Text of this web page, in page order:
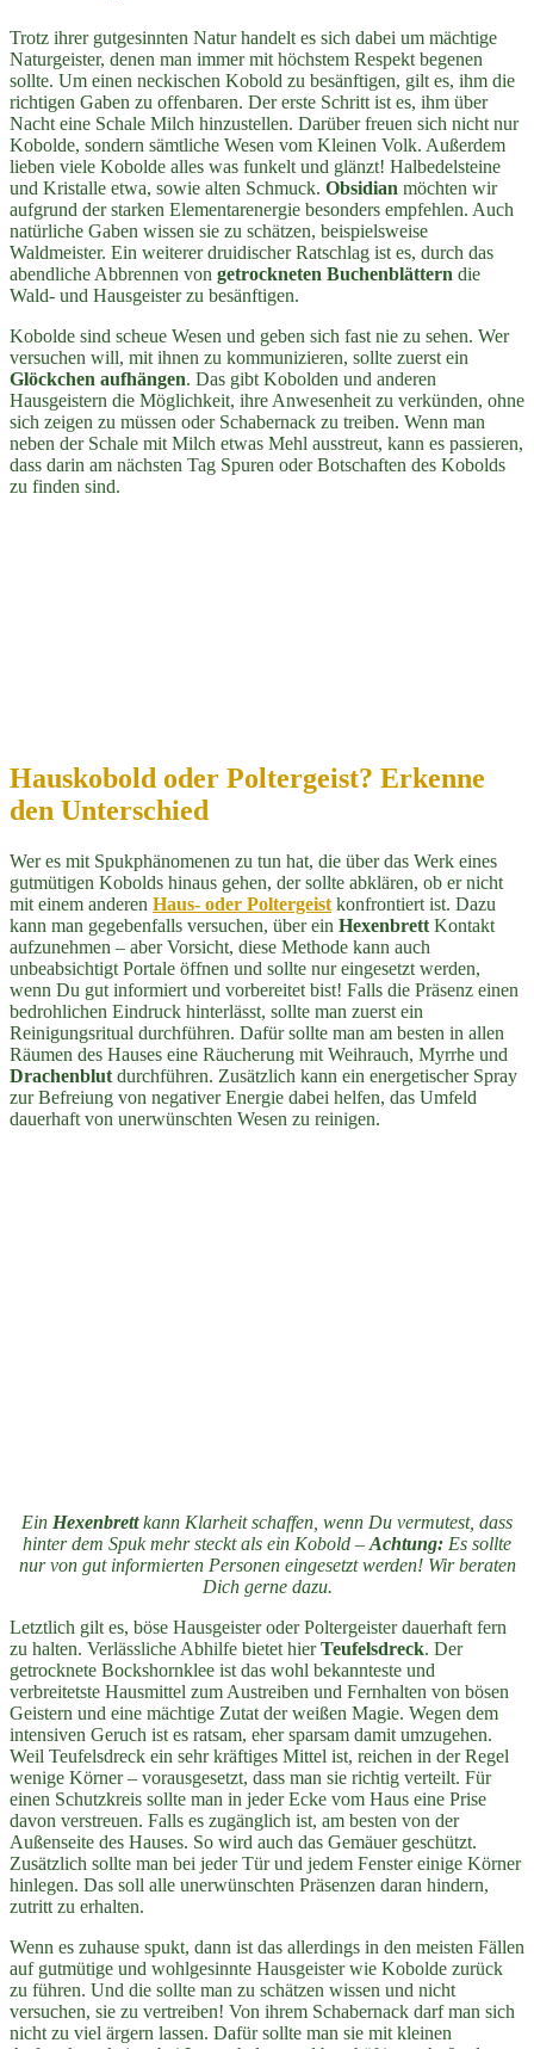
Trotz ihrer gutgesinnten Natur handelt es sich dabei um mächtige
Naturgeister, denen man immer mit höchstem Respekt begenen
sollte. Um einen neckischen Kobold zu besänftigen, gilt es, ihm die
richtigen Gaben zu offenbaren. Der erste Schritt ist es, ihm über
Nacht eine Schale Milch hinzustellen. Darüber freuen sich nicht nur
Kobolde, sondern sämtliche Wesen vom Kleinen Volk. Außerdem
lieben viele Kobolde alles was funkelt und glänzt! Halbedelsteine
und Kristalle etwa, sowie alten Schmuck. Obsidian möchten wir
aufgrund der starken Elementarenergie besonders empfehlen. Auch
natürliche Gaben wissen sie zu schätzen, beispielsweise
Waldmeister. Ein weiterer druidischer Ratschlag ist es, durch das
abendliche Abbrennen von getrockneten Buchenblättern die
Wald- und Hausgeister zu besänftigen.
Kobolde sind scheue Wesen und geben sich fast nie zu sehen. Wer
versuchen will, mit ihnen zu kommunizieren, sollte zuerst ein
Glöckchen aufhängen. Das gibt Kobolden und anderen
Hausgeistern die Möglichkeit, ihre Anwesenheit zu verkünden, ohne
sich zeigen zu müssen oder Schabernack zu treiben. Wenn man
neben der Schale mit Milch etwas Mehl ausstreut, kann es passieren,
dass darin am nächsten Tag Spuren oder Botschaften des Kobolds
zu finden sind.
Hauskobold oder Poltergeist? Erkenne
den Unterschied
Wer es mit Spukphänomenen zu tun hat, die über das Werk eines
gutmütigen Kobolds hinaus gehen, der sollte abklären, ob er nicht
mit einem anderen Haus- oder Poltergeist konfrontiert ist. Dazu
kann man gegebenfalls versuchen, über ein Hexenbrett Kontakt
aufzunehmen – aber Vorsicht, diese Methode kann auch
unbeabsichtigt Portale öffnen und sollte nur eingesetzt werden,
wenn Du gut informiert und vorbereitet bist! Falls die Präsenz einen
bedrohlichen Eindruck hinterlässt, sollte man zuerst ein
Reinigungsritual durchführen. Dafür sollte man am besten in allen
Räumen des Hauses eine Räucherung mit Weihrauch, Myrrhe und
Drachenblut durchführen. Zusätzlich kann ein energetischer Spray
zur Befreiung von negativer Energie dabei helfen, das Umfeld
dauerhaft von unerwünschten Wesen zu reinigen.
Ein Hexenbrettkann Klarheit schaffen, wenn Du vermutest, dass
hinter dem Spuk mehr steckt als ein Kobold – Achtung: Es sollte
nur von gut informierten Personen eingesetzt werden! Wir beraten
Dich gerne dazu.
Letztlich gilt es, böse Hausgeister oder Poltergeister dauerhaft fern
zu halten. Verlässliche Abhilfe bietet hierTeufelsdreck. Der
getrocknete Bockshornklee ist das wohl bekannteste und
verbreitetste Hausmittel zum Austreiben und Fernhalten von bösen
Geistern und eine mächtige Zutat der weißen Magie. Wegen dem
intensiven Geruch ist es ratsam, eher sparsam damit umzugehen.
Weil Teufelsdreck ein sehr kräftiges Mittel ist, reichen in der Regel
wenige Körner – vorausgesetzt, dass man sie richtig verteilt. Für
einen Schutzkreis sollte man in jeder Ecke vom Haus eine Prise
davon verstreuen. Falls es zugänglich ist, am besten von der
Außenseite des Hauses. So wird auch das Gemäuer geschützt.
Zusätzlich sollte man bei jeder Tür und jedem Fenster einige Körner
hinlegen. Das soll alle unerwünschten Präsenzen daran hindern,
zutritt zu erhalten.
Wenn es zuhause spukt, dann ist das allerdings in den meisten Fällen
auf gutmütige und wohlgesinnte Hausgeister wie Kobolde zurück
zu führen. Und die sollte man zu schätzen wissen und nicht
versuchen, sie zu vertreiben! Von ihrem Schabernack darf man sich
nicht zu viel ärgern lassen. Dafür sollte man sie mit kleinen